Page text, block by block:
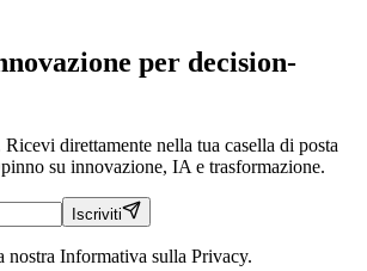
per decision-
direttamente nella tua casella di posta
su innovazione, IA e trasformazione.
Iscriviti
nostra Informativa sulla Privacy.